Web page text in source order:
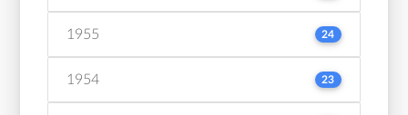
1955 24
1954 23